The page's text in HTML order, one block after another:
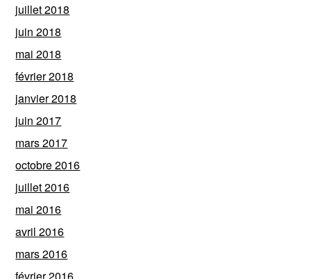
juillet 2018
juin 2018
mai 2018
février 2018
janvier 2018
juin 2017
mars 2017
octobre 2016
juillet 2016
mai 2016
avril 2016
mars 2016
février 2016